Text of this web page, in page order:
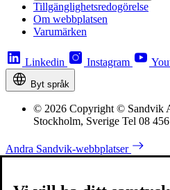
Tillgänglighetsredogörelse
Om webbplatsen
Varumärken
Linkedin Instagram
Byt språk
© 2026 Copyright © Sandvik
Stockholm, Sverige Tel 08
Andra Sandvik-webbplatser